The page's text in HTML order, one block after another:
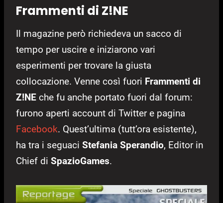
Frammenti di Z!NE
Il magazine però richiedeva un sacco di
tempo per uscire e iniziarono vari
esperimenti per trovare la giusta
collocazione. Venne così fuori Frammenti di
Z!NE che fu anche portato fuori dal forum:
furono aperti account di Twitter e pagina
Facebook. Quest’ultima (tutt’ora esistente),
ha tra i seguaci Stefania Sperandio, Editor in
Chief di SpazioGames.